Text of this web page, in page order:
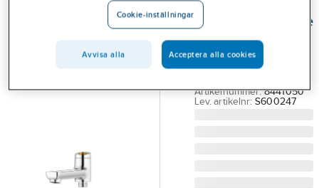
badkarsblandare
LYNX, Mora
MA LYNX UTLOPPSPIP
Artikelnummer: 8441050
Lev. artikelnr: S600247
Cookie-inställningar
Avvisa alla Acceptera alla cookies